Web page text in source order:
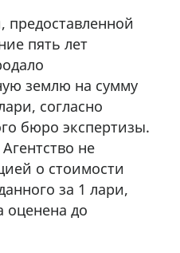
пять лет
землю на сумму
согласно
бюро экспертизы.
не
о стоимости
за 1 лари,
оценена до